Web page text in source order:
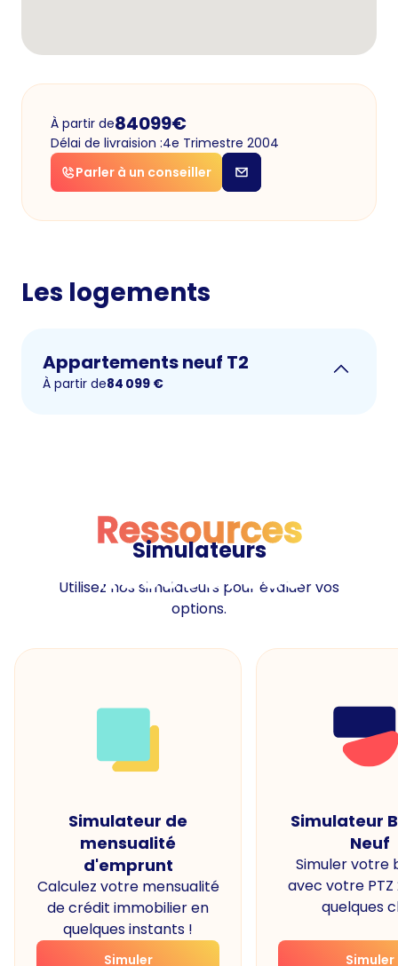
À partir de84099€
Délai de livraision :4e Trimestre 2004
Parler à un conseiller
Les logements
Appartements neuf T2
À partir de84 099 €
Ressources
Ressources
Simulateurs
Utilisez nos simulateurs pour évaluer vos
options.
Simulateur de
mensualité
d'emprunt
Calculez votre mensualité
de crédit immobilier en
quelques instants !
Simuler
Simulateur
Neuf
Simuler votre
avec votre PTZ
quelques
Simuler